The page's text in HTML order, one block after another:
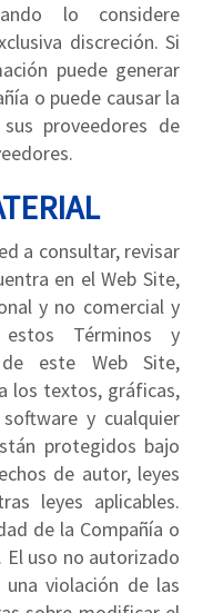
lo considere
discreción. Si
puede generar
o puede causar la
proveedores de
a consultar, revisar
en el Web Site,
y no comercial y
Términos y
este Web Site,
los textos, gráficas,
y cualquier
protegidos bajo
de autor, leyes
leyes aplicables.
de la Compañía o
El uso no autorizado
violación de las